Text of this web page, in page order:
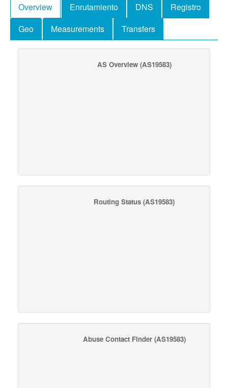
Overview Enrutamiento DNS
Registro
Geo
Measurements Transfers
AS Overview(AS19583)
Routing Status (AS19583)
Abuse Contact Finder(AS19583)